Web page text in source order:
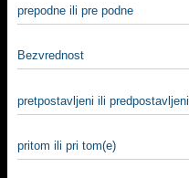
prepodne ili pre podne
Bezvrednost
pretpostavljeni ili predpostavljeni
pritom ili pri tom(e)